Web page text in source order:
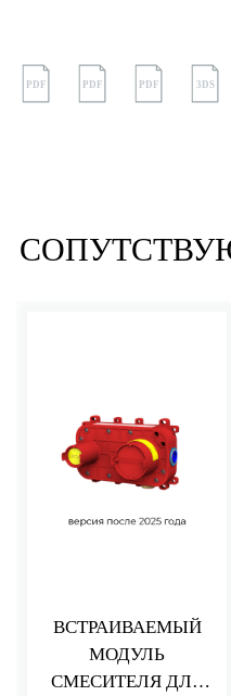
PDF PDF PDF 3DS
ВСТРАИВАЕМЫЙ
МОДУЛЬ
СМЕСИТЕЛЯ ДЛЯ